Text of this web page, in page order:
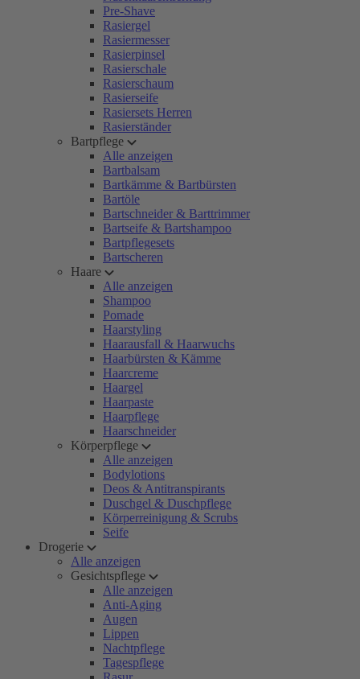
Pre-Shave
Rasiergel
Rasiermesser
Rasierpinsel
Rasierschale
Rasierschaum
Rasierseife
Rasiersets Herren
Rasierständer
Bartpflege
Alle anzeigen
Bartbalsam
Bartkämme & Bartbürsten
Bartöle
Bartschneider & Barttrimmer
Bartseife & Bartshampoo
Bartpflegesets
Bartscheren
Haare
Alle anzeigen
Shampoo
Pomade
Haarstyling
Haarausfall & Haarwuchs
Haarbürsten & Kämme
Haarcreme
Haargel
Haarpaste
Haarpflege
Haarschneider
Körperpflege
Alle anzeigen
Bodylotions
Deos & Antitranspirants
Duschgel & Duschpflege
Körperreinigung & Scrubs
Seife
Drogerie
Alle anzeigen
Gesichtspflege
Alle anzeigen
Anti-Aging
Augen
Lippen
Nachtpflege
Tagespflege